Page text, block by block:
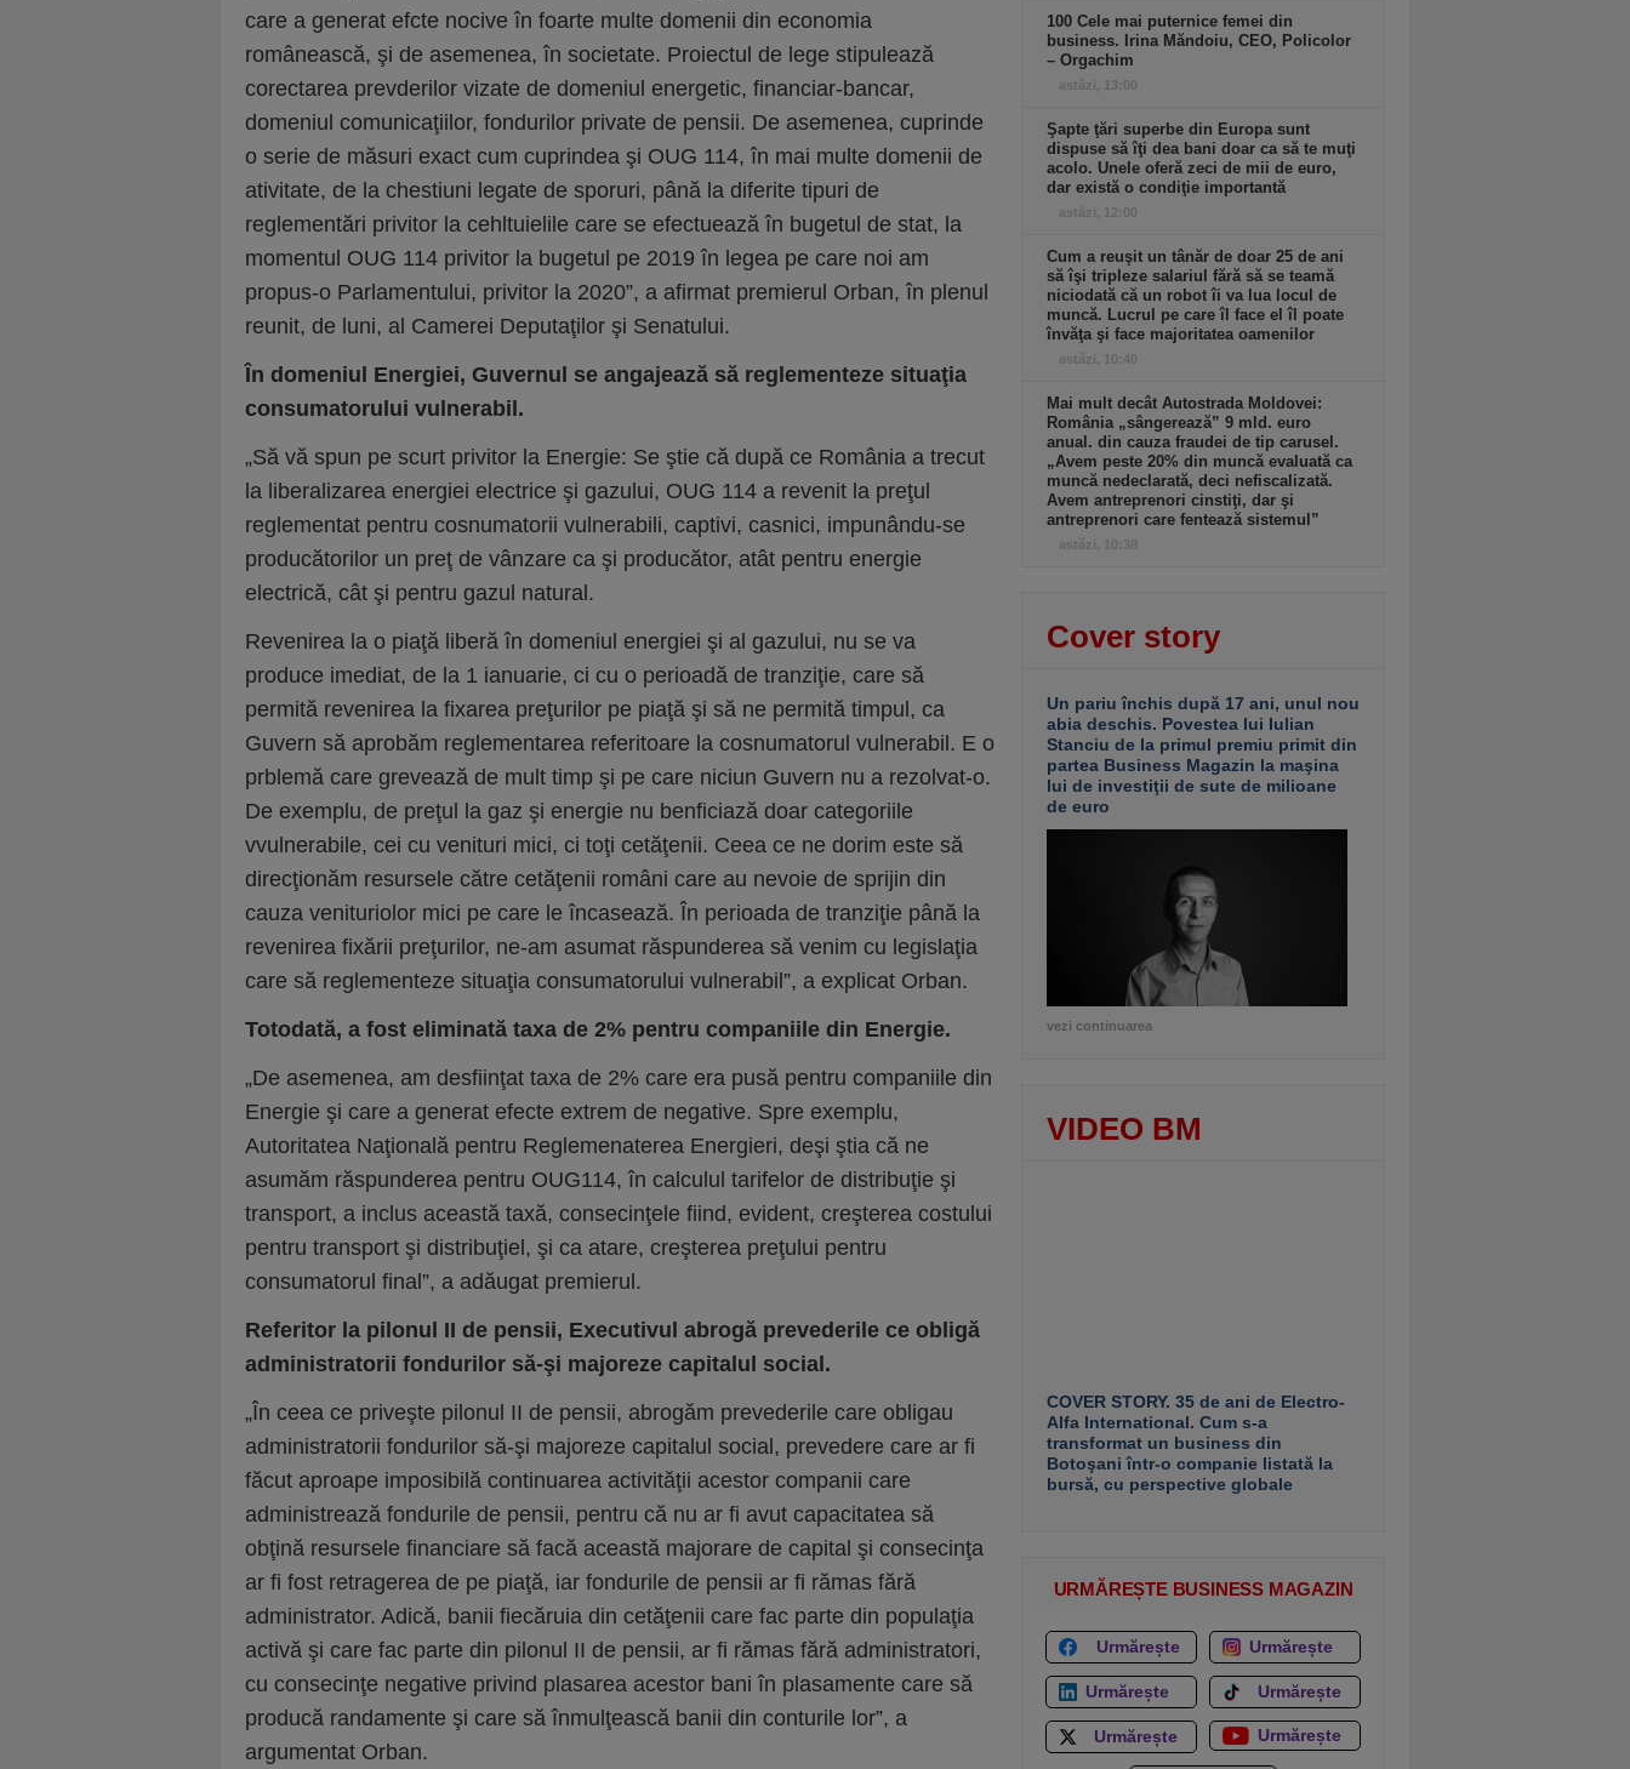
care a generat efcte nocive în foarte multe domenii din economia
românească, şi de asemenea, în societate. Proiectul de lege stipulează
corectarea prevderilor vizate de domeniul energetic, financiar-bancar,
domeniul comunicaţiilor, fondurilor private de pensii. De asemenea, cuprinde
o serie de măsuri exact cum cuprindea şi OUG 114, în mai multe domenii de
ativitate, de la chestiuni legate de sporuri, până la diferite tipuri de
reglementări privitor la cehltuielile care se efectuează în bugetul de stat, la
momentul OUG 114 privitor la bugetul pe 2019 în legea pe care noi am
propus-o Parlamentului, privitor la 2020”, a afirmat premierul Orban, în plenul
reunit, de luni, al Camerei Deputaţilor şi Senatului.
În domeniul Energiei, Guvernul se angajează să reglementeze situaţia
consumatorului vulnerabil.
„Să vă spun pe scurt privitor la Energie: Se ştie că după ce România a trecut
la liberalizarea energiei electrice şi gazului, OUG 114 a revenit la preţul
reglementat pentru cosnumatorii vulnerabili, captivi, casnici, impunându-se
producătorilor un preţ de vânzare ca şi producător, atât pentru energie
electrică, cât şi pentru gazul natural.
Revenirea la o piaţă liberă în domeniul energiei şi al gazului, nu se va
produce imediat, de la 1 ianuarie, ci cu o perioadă de tranziţie, care să
permită revenirea la fixarea preţurilor pe piaţă şi să ne permită timpul, ca
Guvern să aprobăm reglementarea referitoare la cosnumatorul vulnerabil. E o
prblemă care grevează de mult timp şi pe care niciun Guvern nu a rezolvat-o.
De exemplu, de preţul la gaz şi energie nu benficiază doar categoriile
vvulnerabile, cei cu venituri mici, ci toţi cetăţenii. Ceea ce ne dorim este să
direcţionăm resursele către cetăţenii români care au nevoie de sprijin din
cauza venituriolor mici pe care le încasează. În perioada de tranziţie până la
revenirea fixării preţurilor, ne-am asumat răspunderea să venim cu legislaţia
care să reglementeze situaţia consumatorului vulnerabil”, a explicat Orban.
Totodată, a fost eliminată taxa de 2% pentru companiile din Energie.
„De asemenea, am desfiinţat taxa de 2% care era pusă pentru companiile din
Energie şi care a generat efecte extrem de negative. Spre exemplu,
Autoritatea Naţională pentru Reglemenaterea Energieri, deşi ştia că ne
asumăm răspunderea pentru OUG114, în calculul tarifelor de distribuţie şi
transport, a inclus această taxă, consecinţele fiind, evident, creşterea costului
pentru transport şi distribuţiel, şi ca atare, creşterea preţului pentru
consumatorul final”, a adăugat premierul.
Referitor la pilonul II de pensii, Executivul abrogă prevederile ce obligă
administratorii fondurilor să-şi majoreze capitalul social.
„În ceea ce priveşte pilonul II de pensii, abrogăm prevederile care obligau
administratorii fondurilor să-şi majoreze capitalul social, prevedere care ar fi
făcut aproape imposibilă continuarea activităţii acestor companii care
administrează fondurile de pensii, pentru că nu ar fi avut capacitatea să
obţină resursele financiare să facă această majorare de capital şi consecinţa
ar fi fost retragerea de pe piaţă, iar fondurile de pensii ar fi rămas fără
administrator. Adică, banii fiecăruia din cetăţenii care fac parte din populaţia
activă şi care fac parte din pilonul II de pensii, ar fi rămas fără administratori,
cu consecinţe negative privind plasarea acestor bani în plasamente care să
producă randamente şi care să înmulţească banii din conturile lor”, a
argumentat Orban.
100 Cele mai puternice femei din
business. Irina Măndoiu, CEO, Policolor
– Orgachim
astăzi, 13:00
Şapte ţări superbe din Europa sunt
dispuse să îţi dea bani doar ca să te muţi
acolo. Unele oferă zeci de mii de euro,
dar există o condiţie importantă
astăzi, 12:00
Cum a reuşit un tânăr de doar 25 de ani
să îşi tripleze salariul fără să se teamă
niciodată că un robot îi va lua locul de
muncă. Lucrul pe care îl face el îl poate
învăţa şi face majoritatea oamenilor
astăzi, 10:40
Mai mult decât Autostrada Moldovei:
România „sângerează” 9 mld. euro
anual. din cauza fraudei de tip carusel.
„Avem peste 20% din muncă evaluată ca
muncă nedeclarată, deci nefiscalizată.
Avem antreprenori cinstiţi, dar şi
antreprenori care fentează sistemul”
astăzi, 10:38
Cover story
Un pariu închis după 17 ani, unul nou
abia deschis. Povestea lui Iulian
Stanciu de la primul premiu primit din
partea Business Magazin la maşina
lui de investiţii de sute de milioane
de euro
vezi continuarea
VIDEO BM
COVER STORY. 35 de ani de Electro-
Alfa International. Cum s-a
transformat un business din
Botoşani într-o companie listată la
bursă, cu perspective globale
URMĂREȘTE BUSINESS MAGAZIN
Urmărește Urmărește
Urmărește Urmărește
Urmărește Urmărește